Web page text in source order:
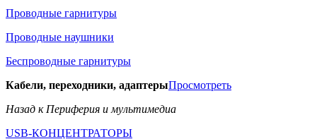
Проводные гарнитуры
Проводные наушники
Беспроводные гарнитуры
Кабели, переходники, адаптерыПросмотреть
Назад к Периферия и мультимедиа
USB-КОНЦЕНТРАТОРЫ